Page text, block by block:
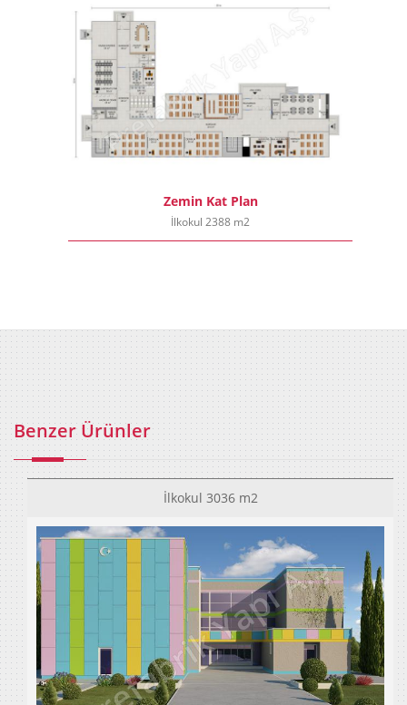
Zemin Kat Plan
İlkokul 2388 m2
Benzer Ürünler
İlkokul 3036 m2